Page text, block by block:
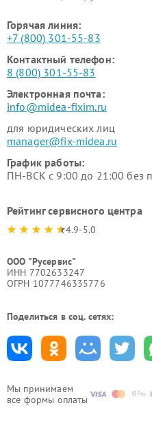
Мы принимаем
все формы оплаты
Горячая линия:
+7 (800) 301-55-83
Контактный телефон:
8 (800) 301-55-83
Электронная почта:
info@midea-fixim.ru
для юридических лиц
manager@fix-midea.ru
График работы:
ПН-ВСК с 9:00 до 21:00 без
Рейтинг сервисного центра
4.9-5.0
ООО "Русервис"
ИНН 7702633247
ОГРН 1077746335776
Поделиться в соц. сетях: